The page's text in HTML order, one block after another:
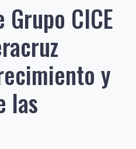
CICE
y
las